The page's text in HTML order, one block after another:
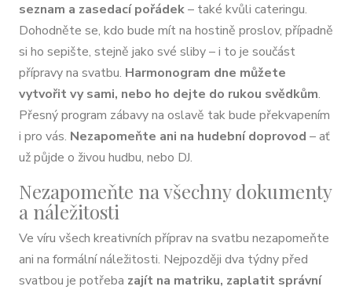
seznam a zasedací pořádek– také kvůli cateringu.
Dohodněte se, kdo bude mít na hostině proslov, případně
si ho sepište, stejně jako své sliby – i to je součást
přípravy na svatbu. Harmonogram dne můžete
vytvořit vy sami, nebo ho dejte do rukou svědkům.
Přesný program zábavy na oslavě tak bude překvapením
i pro vás. Nezapomeňte ani na hudební doprovod – ať
už půjde o živou hudbu, nebo DJ.
Nezapomeňte na všechny dokumenty
a náležitosti
Ve víru všech kreativních příprav na svatbu nezapomeňte
ani na formální náležitosti. Nejpozději dva týdny před
svatbou je potřeba zajít na matriku, zaplatit správní